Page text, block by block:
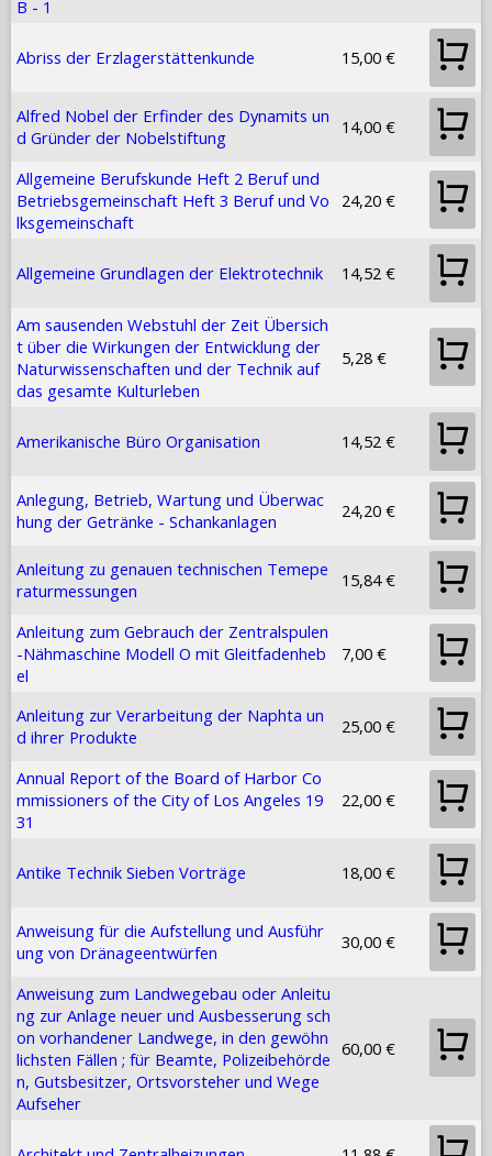
B - 1
Abriss der Erzlagerstättenkunde 15,00 €
Alfred Nobel der Erfinder des Dynamits un
d Gründer der Nobelstiftung
14,00 €
Allgemeine Berufskunde Heft 2 Beruf und
Betriebsgemeinschaft Heft 3 Beruf und Vo
lksgemeinschaft
24,20 €
Allgemeine Grundlagen der Elektrotechnik 14,52 €
Am sausenden Webstuhl der Zeit Übersich
t über die Wirkungen der Entwicklung der
Naturwissenschaften und der Technik auf
das gesamte Kulturleben
5,28 €
Amerikanische Büro Organisation 14,52 €
Anlegung, Betrieb, Wartung und Überwac
hung der Getränke - Schankanlagen
24,20 €
Anleitung zu genauen technischen Temepe
raturmessungen
15,84 €
Anleitung zum Gebrauch der Zentralspulen
-Nähmaschine Modell O mit Gleitfadenheb
el
7,00 €
Anleitung zur Verarbeitung der Naphta un
d ihrer Produkte
25,00 €
Annual Report of the Board of Harbor Co
mmissioners of the City of Los Angeles 19
31
22,00 €
Antike Technik Sieben Vorträge 18,00 €
Anweisung für die Aufstellung und Ausführ
ung von Dränageentwürfen
30,00 €
Anweisung zum Landwegebau oder Anleitu
ng zur Anlage neuer und Ausbesserung sch
on vorhandener Landwege, in den gewöhn
lichsten Fällen ; für Beamte, Polizeibehörde
n, Gutsbesitzer, Ortsvorsteher und Wege
Aufseher
60,00 €